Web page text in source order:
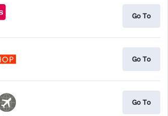
Go To
Go To
Go To